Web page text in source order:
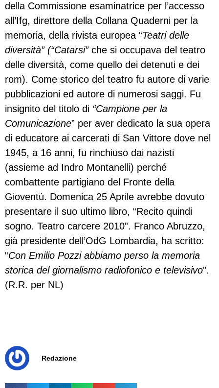
della Commissione esaminatrice per l’accesso
all’Ifg, direttore della Collana Quaderni per la
memoria, della rivista europea “Teatri delle
diversità” (“Catarsi”che si occupava del teatro
delle diversità, come quello dei detenuti e dei
rom). Come storico del teatro fu autore di varie
pubblicazioni ed autore di numerosi saggi. Fu
insignito del titolo di “Campione per la
Comunicazione” per aver dedicato la sua opera
di educatore ai carcerati di San Vittore dove nel
1945, a 16 anni, fu rinchiuso dai nazisti
(assieme ad Indro Montanelli) perché
combattente partigiano del Fronte della
Gioventù. Domenica 25 Aprile avrebbe dovuto
presentare il suo ultimo libro, “Recito quindi
sogno. Teatro carcere 2010”. Franco Abruzzo,
già presidente dell’OdG Lombardia, ha scritto:
“Con Emilio Pozzi abbiamo perso la memoria
storica del giornalismo radiofonico e televisivo”.
(R.R. per NL)
Redazione